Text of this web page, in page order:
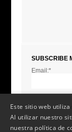
SUBSCRIBE
Email:*
Este sitio web
Al utilizar nuestro
nuestra política de